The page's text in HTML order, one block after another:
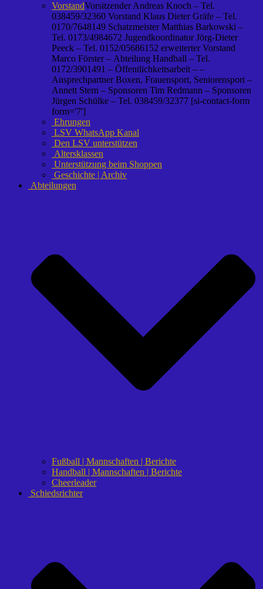
VorstandVorsitzender Andreas Knoch – Tel.
038459/32360 Vorstand Klaus Dieter Gräfe – Tel.
0170/7648149 Schatzmeister Matthias Barkowski –
Tel. 0173/4984672 Jugendkoordinator Jörg-Dieter
Peeck – Tel. 0152/05686152 erweiterter Vorstand
Marco Förster – Abteilung Handball – Tel.
0172/3901491 – Öffentlichkeitsarbeit – –
Ansprechpartner Boxen, Frauensport, Seniorensport –
Annett Stern – Sponsoren Tim Redmann – Sponsoren
Jürgen Schülke – Tel. 038459/32377 [si-contact-form
form='7']
Ehrungen
LSV WhatsApp Kanal
Den LSV unterstützen
Altersklassen
Unterstützung beim Shoppen
Geschichte | Archiv
Abteilungen
Fußball | Mannschaften | Berichte
Handball | Mannschaften | Berichte
Cheerleader
Schiedsrichter